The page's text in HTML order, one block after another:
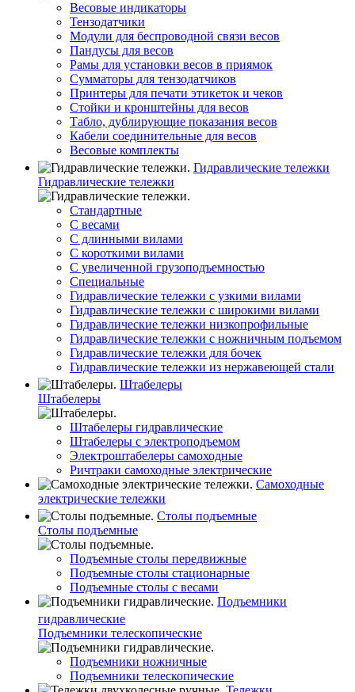
Весовые индикаторы
Тензодатчики
Модули для беспроводной связи весов
Пандусы для весов
Рамы для установки весов в приямок
Сумматоры для тензодатчиков
Принтеры для печати этикеток и чеков
Стойки и кронштейны для весов
Табло, дублирующие показания весов
Кабели соединительные для весов
Весовые комплекты
Гидравлические тележки
Гидравлические тележки
Стандартные
С весами
С длинными вилами
С короткими вилами
С увеличенной грузоподъемностью
Специальные
Гидравлические тележки с узкими вилами
Гидравлические тележки с широкими вилами
Гидравлические тележки низкопрофильные
Гидравлические тележки с ножничным подъемом
Гидравлические тележки для бочек
Гидравлические тележки из нержавеющей стали
Штабелеры
Штабелеры
Штабелеры гидравлические
Штабелеры с электроподъемом
Электроштабелеры самоходные
Ричтраки самоходные электрические
Самоходные
электрические тележки
Столы подъемные
Столы подъемные
Подъемные столы передвижные
Подъемные столы стационарные
Подъемные столы с весами
Подъемники
гидравлические
Подъемники телескопические
Подъемники ножничные
Подъемники телескопические